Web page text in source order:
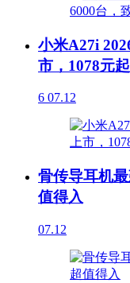
小米A27i
市，1078元起
6 07.12
骨传导耳机
值得入
07.12